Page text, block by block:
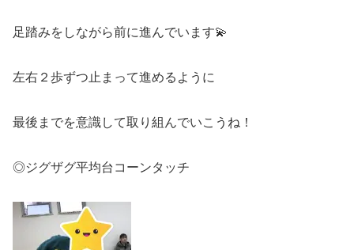
足踏みをしながら前に進んでいます💫
左右２歩ずつ止まって進めるように
最後までを意識して取り組んでいこうね！
◎ジグザグ平均台コーンタッチ